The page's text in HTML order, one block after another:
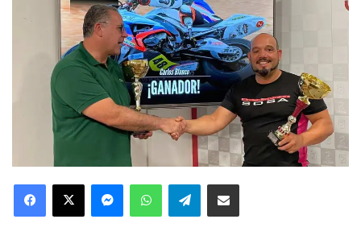
Facebook
X MessengerWhatsAppTelegramCompartir via Email